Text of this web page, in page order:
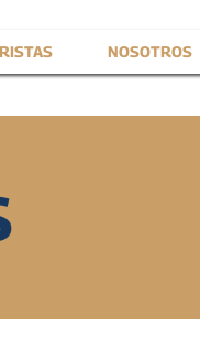
NOSOTROS